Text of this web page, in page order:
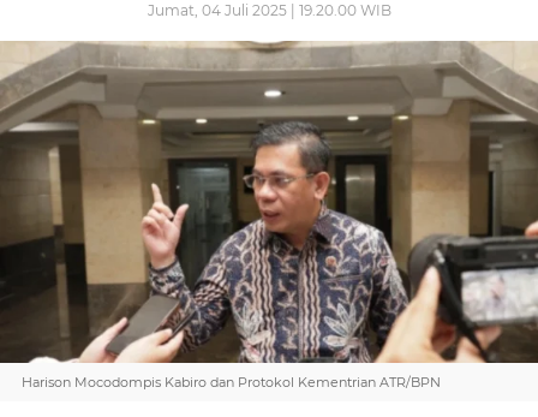
Jumat, 04 Juli 2025 | 19.20.00 WIB
Harison Mocodompis Kabiro dan Protokol Kementrian ATR/BPN